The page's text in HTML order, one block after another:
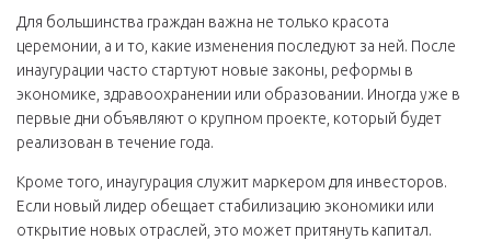
Для большинства граждан важна не только красота
церемонии, а и то, какие изменения последуют за ней. После
инаугурации часто стартуют новые законы, реформы в
экономике, здравоохранении или образовании. Иногда уже в
первые дни объявляют о крупном проекте, который будет
реализован в течение года.
Кроме того, инаугурация служит маркером для инвесторов.
Если новый лидер обещает стабилизацию экономики или
открытие новых отраслей, это может притянуть капитал.